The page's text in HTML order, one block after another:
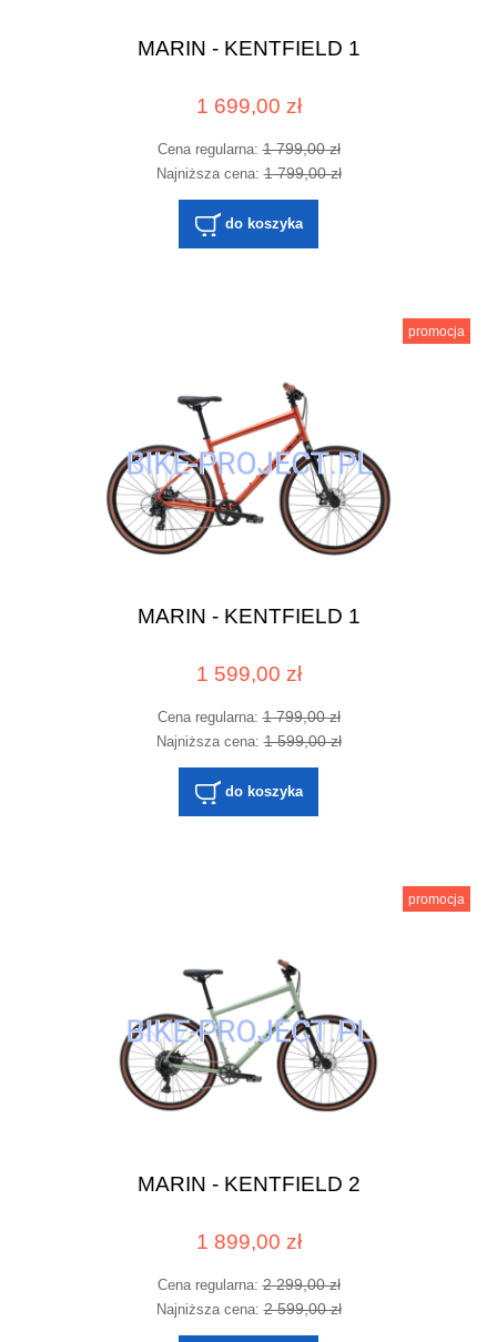
MARIN - KENTFIELD 1
1 699,00 zł
Cena regularna:1 799,00 zł
Najniższa cena:1 799,00 zł
do koszyka
MARIN - KENTFIELD 1
1 599,00 zł
Cena regularna:1 799,00 zł
Najniższa cena:1 599,00 zł
do koszyka
promocja
MARIN - KENTFIELD 2
1 899,00 zł
Cena regularna:2 299,00 zł
Najniższa cena:2 599,00 zł
promocja